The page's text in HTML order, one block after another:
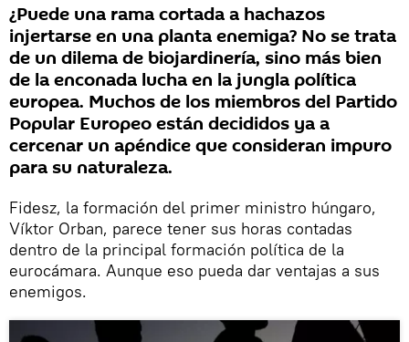
¿Puede una rama cortada a hachazos
injertarse en una planta enemiga? No se trata
de un dilema de biojardinería, sino más bien
de la enconada lucha en la jungla política
europea. Muchos de los miembros del Partido
Popular Europeo están decididos ya a
cercenar un apéndice que consideran impuro
para su naturaleza.
Fidesz, la formación del primer ministro húngaro,
Víktor Orban, parece tener sus horas contadas
dentro de la principal formación política de la
eurocámara. Aunque eso pueda dar ventajas a sus
enemigos.